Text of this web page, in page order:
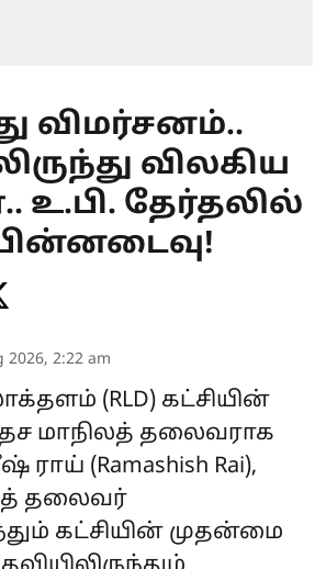
விமர்சனம்..
விலகிய
உ.பி. தேர்தலில்
பின்னடைவு!
2026, 2:22 am
(RLD) கட்சியின்
மாநிலத் தலைவராக
(Ramashish Rai),
தலைவர்
கட்சியின் முதன்மை